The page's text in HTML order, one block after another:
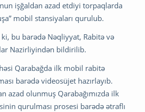
işğaldan azad etdiyi torpaqlarda
mobil stansiyaları qurulub.
bu barədə Nəqliyyat, Rabitə və
Nazirliyindən bildirilib.
Qarabağda ilk mobil rabitə
barədə videosüjet hazırlayıb.
azad olunmuş Qarabağımızda ilk
qurulması prosesi barədə ətraflı